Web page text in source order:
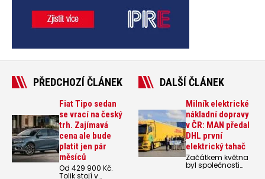
PŘEDCHOZÍ ČLÁNEK
Fiat Tipo sedan
se vrací na český
trh. Zajímavá
cena ale bude
platit jen pár
měsíců
Od 429 900 Kč.
Tolik stojí v
DALŠÍ ČLÁNEK
Milník elektrické
nákladní dopravy
v ČR: MAN předal
DHL první
elektrický tahač
Začátkem května
byl společnosti